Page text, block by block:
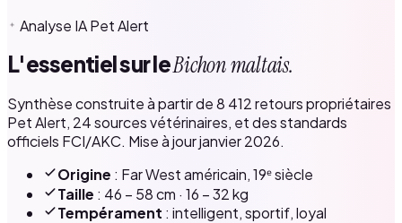
Analyse IA Pet Alert
L'essentiel sur leBichon maltais.
Synthèse construite à partir de 8 412 retours propriétaires
Pet Alert, 24 sources vétérinaires, et des standards
officiels FCI/AKC. Mise à jour janvier 2026.
Origine : Far West américain, 19ᵉ siècle
Taille : 46 – 58 cm · 16 – 32 kg
Tempérament : intelligent, sportif, loyal